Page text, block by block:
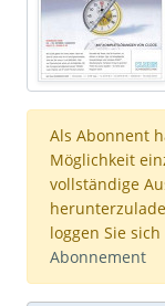
Als Abonnent
Möglichkeit
vollständige
loggen Sie
Abonnement